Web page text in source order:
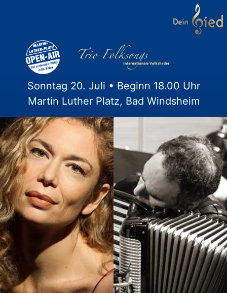
Sonntag 20. Juli • Beginn 18.00 Uhr
Martin Luther Platz, Bad Windsheim